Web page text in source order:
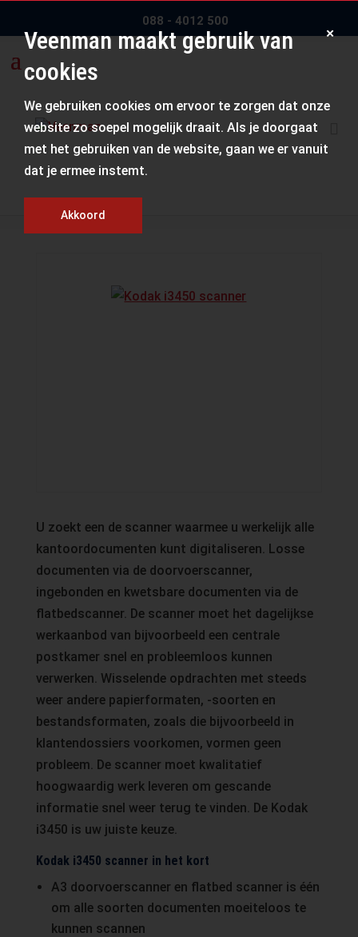
088 - 4012 500
Kodak i3450
U zoekt een de scanner waarmee u werkelijk alle
kantoordocumenten kunt digitaliseren. Losse
documenten via de doorvoerscanner,
ingebonden en kwetsbare documenten via de
flatbedscanner. De scanner moet het dagelijkse
werkaanbod van bijvoorbeeld een centrale
postkamer snel en probleemloos kunnen
verwerken. Wisselende opdrachten met steeds
weer andere papierformaten, -soorten en
bestandsformaten, zoals die bijvoorbeeld in
klantendossiers voorkomen, vormen geen
probleem. De scanner moet kwalitatief
hoogwaardig werk leveren om gescande
informatie snel weer terug te vinden. De Kodak
i3450 is uw juiste keuze.
Kodak i3450 scanner in het kort
A3 doorvoerscanner en flatbed scanner is één
om alle soorten documenten moeiteloos te
kunnen scannen
Veenman maakt gebruik van
cookies
We gebruiken cookies om ervoor te zorgen dat onze
website zo soepel mogelijk draait. Als je doorgaat
met het gebruiken van de website, gaan we er vanuit
dat je ermee instemt.
Akkoord
×